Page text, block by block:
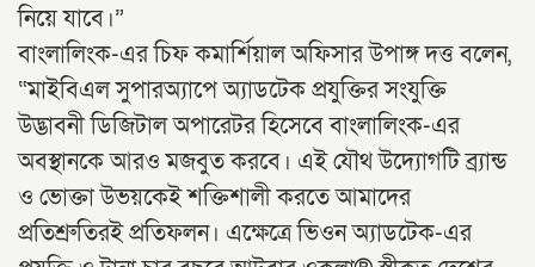
নিয়ে যাবে।”
বাংলালিংক-এর চিফ কমার্শিয়াল অফিসার উপাঙ্গ দত্ত বলেন,
“মাইবিএল সুপারঅ্যাপে অ্যাডটেক প্রযুক্তির সংযুক্তি
উদ্ভাবনী ডিজিটাল অপারেটর হিসেবে বাংলালিংক-এর
অবস্থানকে আরও মজবুত করবে। এই যৌথ উদ্যোগটি ব্র্যান্ড
ও ভোক্তা উভয়কেই শক্তিশালী করতে আমাদের
প্রতিশ্রুতিরই প্রতিফলন। এক্ষেত্রে ভিওন অ্যাডটেক-এর